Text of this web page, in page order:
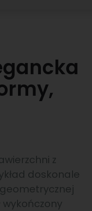
z
doskonale